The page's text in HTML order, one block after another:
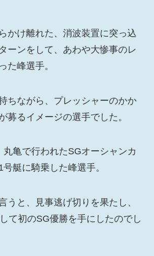
かけ離れた、消波装置に突っ込
ーンをして、あわや大惨事のレ
た峰選手。
ちながら、プレッシャーのかか
募るイメージの選手でした。
丸亀で行われたSGオーシャンカ
艇に騎乗した峰選手。
うと、見事逃げ切りを果たし、
て初のSG優勝を手にしたのでし